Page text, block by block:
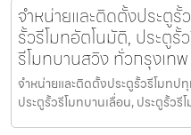
จำหน่ายและติดตั้งประตู
รั้วรีโมทอัตโนมัติ, ประตูรั้
รีโมทบานสวิง ทั่วกรุงเ
จำหน่ายและติดตั้งประตูรั้วรีโมทป
ประตูรั้วรีโมทบานเลื่อน, ประตูรั้วรี